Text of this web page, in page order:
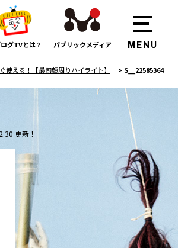
グTVとは？ パブリックメディア
える！【最旬顔周りハイライト】 > S__22585364
更新！